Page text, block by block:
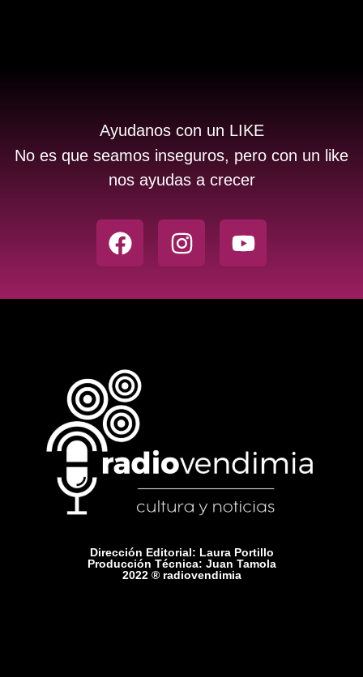
Ayudanos con un LIKE
No es que seamos inseguros, pero con un like
nos ayudas a crecer
Dirección Editorial: Laura Portillo
Producción Técnica: Juan Tamola
2022 ® radiovendimia